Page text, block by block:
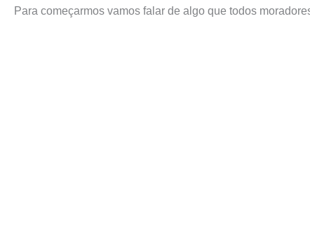
Para começarmos vamos falar de algo que todos